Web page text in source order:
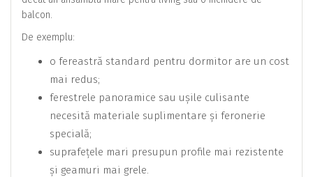
balcon.
De exemplu:
o fereastră standard pentru dormitor are un cost
mai redus;
ferestrele panoramice sau ușile culisante
necesită materiale suplimentare și feronerie
specială;
suprafețele mari presupun profile mai rezistente
și geamuri mai grele.